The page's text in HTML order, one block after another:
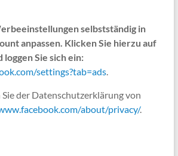
selbstständig in
anpassen. Klicken Sie hierzu auf
Sie sich ein:
settings?tab=ads.
der Datenschutzerklärung von
about/privacy/.